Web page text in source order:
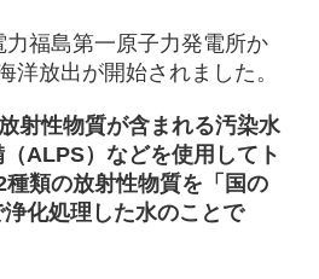
福島第一原子力発電所か
洋放出が開始されました。
射性物質が含まれる汚染水
ALPS）などを使用してト
種類の放射性物質を「国の
化処理した水のことで